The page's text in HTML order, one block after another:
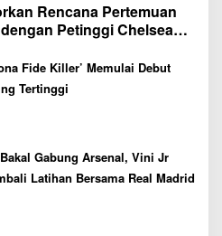
Rencana Pertemuan
Petinggi Chelsea
Fide Killer’ Memulai Debut
Tertinggi
Gabung Arsenal, Vini Jr
Latihan Bersama Real Madrid